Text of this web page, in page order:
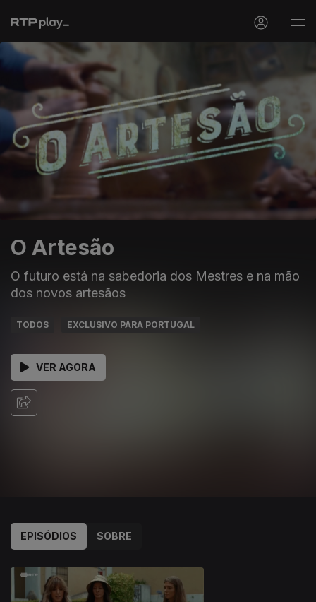
O Artesão
O futuro está na sabedoria dos Mestres e na mão
dos novos artesãos
TODOS EXCLUSIVO PARA PORTUGAL
VER AGORA
EPISÓDIOS SOBRE